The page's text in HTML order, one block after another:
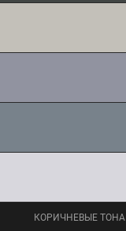
КОРИЧНЕВЫЕ ТОНА